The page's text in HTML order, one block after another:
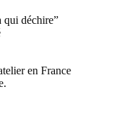
qui déchire”
en France